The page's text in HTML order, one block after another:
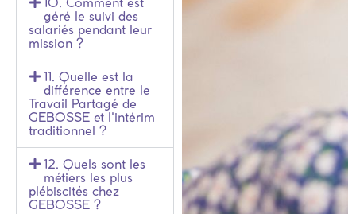
géré le suivi des
salariés pendant leur
mission ?
11. Quelle est la
différence entre le
Travail Partagé de
GEBOSSE et l'intérim
traditionnel ?
12. Quels sont les
métiers les plus
plébiscités chez
GEBOSSE ?